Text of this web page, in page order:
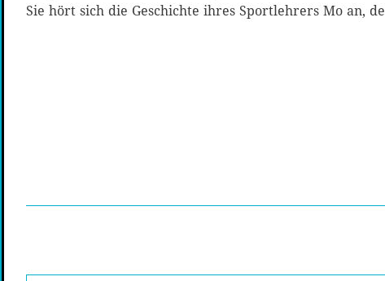
Sie hört sich die Geschichte ihres Sportlehrers Mo an,